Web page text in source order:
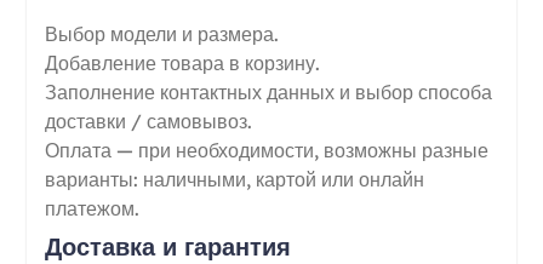
Выбор модели и размера.
Добавление товара в корзину.
Заполнение контактных данных и выбор способа
доставки / самовывоз.
Оплата — при необходимости, возможны разные
варианты: наличными, картой или онлайн
платежом.
Доставка и гарантия